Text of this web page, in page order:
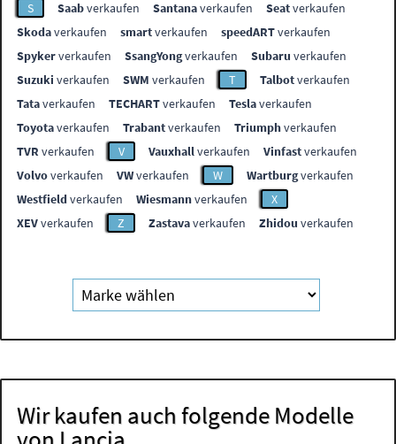
S
Saabverkaufen Santanaverkaufen Seatverkaufen
Skodaverkaufen smartverkaufen speedARTverkaufen
Spykerverkaufen SsangYongverkaufen Subaru verkaufen
Suzuki verkaufen SWM verkaufen T Talbotverkaufen
Tataverkaufen TECHARTverkaufen Teslaverkaufen
Toyotaverkaufen Trabantverkaufen Triumphverkaufen
TVR verkaufen V Vauxhallverkaufen Vinfastverkaufen
Volvoverkaufen VWverkaufen W Wartburgverkaufen
Westfieldverkaufen Wiesmannverkaufen
X
XEVverkaufen Z Zastavaverkaufen Zhidou verkaufen
Wir kaufen auch folgende Modelle